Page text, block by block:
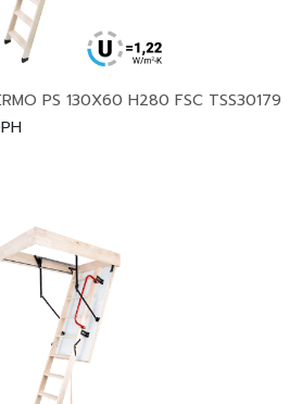
PS 130X60 H280 FSC TSS30179